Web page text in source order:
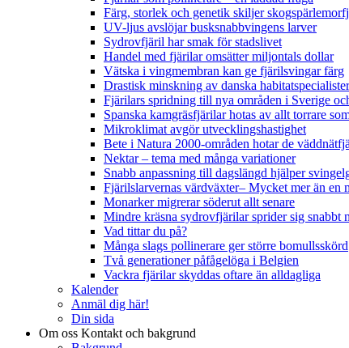
Färg, storlek och genetik skiljer
UV-ljus avslöjar busksnabbvingens larver
Sydrovfjäril har smak för stadslivet
Handel med fjärilar omsätter miljontals dollar
Vätska i vingmembran kan ge fjärilsvingar färg
Drastisk minskning av danska habitatspecialister
Fjärilars spridning till nya områden i Sverige
Spanska kamgräsfjärilar hotas av allt torrare
Mikroklimat avgör utvecklingshastighet
Bete i Natura 2000-områden hotar de
Nektar – tema med många variationer
Snabb anpassning till dagslängd hjälper
Fjärilslarvernas värdväxter– Mycket mer än en
Monarker migrerar söderut allt senare
Mindre kräsna sydrovfjärilar sprider sig snabbt
Vad tittar du på?
Många slags pollinerare ger större bomullsskörd
Två generationer påfågelöga i Belgien
Vackra fjärilar skyddas oftare än alldagliga
Kalender
Anmäl dig här!
Din sida
Om oss Kontakt och bakgrund